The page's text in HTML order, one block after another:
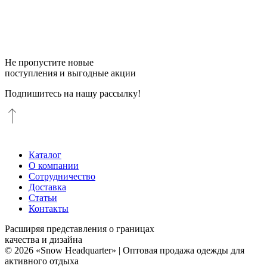
Не пропустите новые
поступления и выгодные акции
Подпишитесь на нашу рассылку!
Каталог
О компании
Сотрудничество
Доставка
Статьи
Контакты
Расширяя представления о границах
качества и дизайна
© 2026 «Snow Headquarter» | Оптовая продажа одежды для
активного отдыха